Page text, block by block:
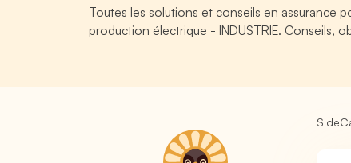
Toutes les solutions et conseils en assurance
production électrique - INDUSTRIE. Conseils,